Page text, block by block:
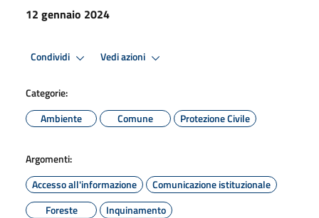
12 gennaio 2024
Condividi Vedi azioni
Categorie:
Ambiente
Comune Protezione Civile
Argomenti:
Accesso all'informazione
Comunicazione istituzionale
Foreste
Inquinamento